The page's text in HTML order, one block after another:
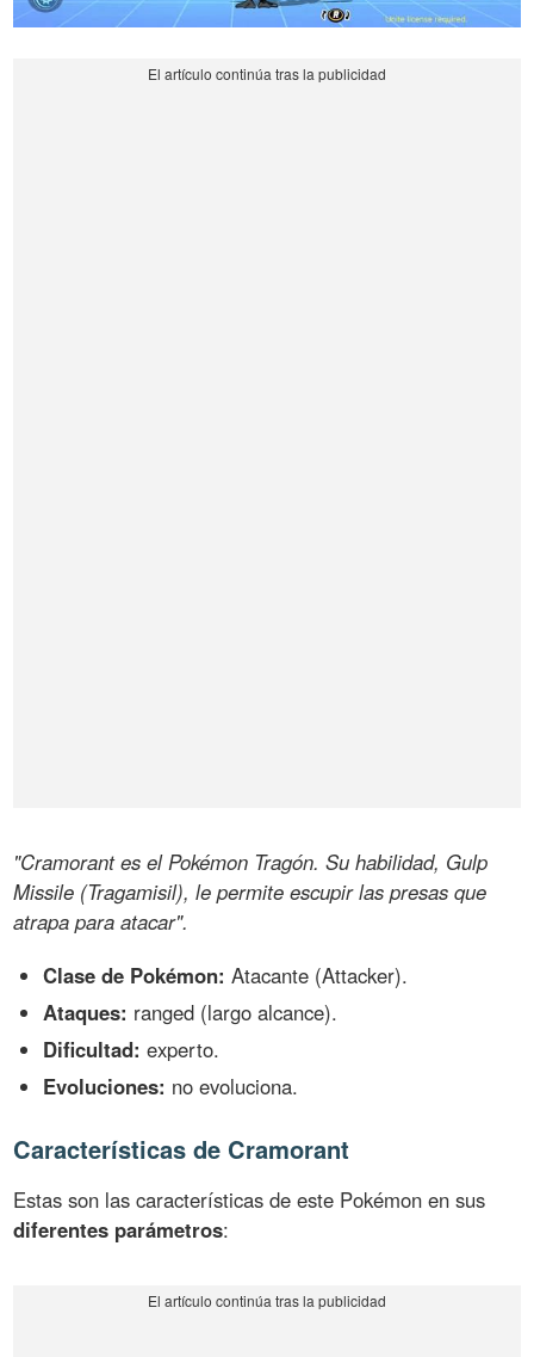
"Cramorant es el Pokémon Tragón. Su habilidad, Gulp
Missile (Tragamisil), le permite escupir las presas que
atrapa para atacar".
Clase de Pokémon: Atacante (Attacker).
Ataques: ranged (largo alcance).
Dificultad: experto.
Evoluciones: no evoluciona.
Características de Cramorant
Estas son las características de este Pokémon en sus
diferentes parámetros: